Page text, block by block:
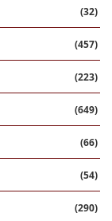
(32)
(457)
(223)
(649)
(66)
(54)
(290)